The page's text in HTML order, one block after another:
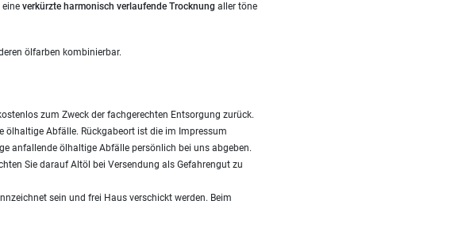
verkürzte harmonisch verlaufende Trocknung aller töne
ölfarben kombinierbar.
zum Zweck der fachgerechten Entsorgung zurück.
ölhaltige Abfälle. Rückgabeort ist die im Impressum
anfallende ölhaltige Abfälle persönlich bei uns abgeben.
Sie darauf Altöl bei Versendung als Gefahrengut zu
sein und frei Haus verschickt werden. Beim